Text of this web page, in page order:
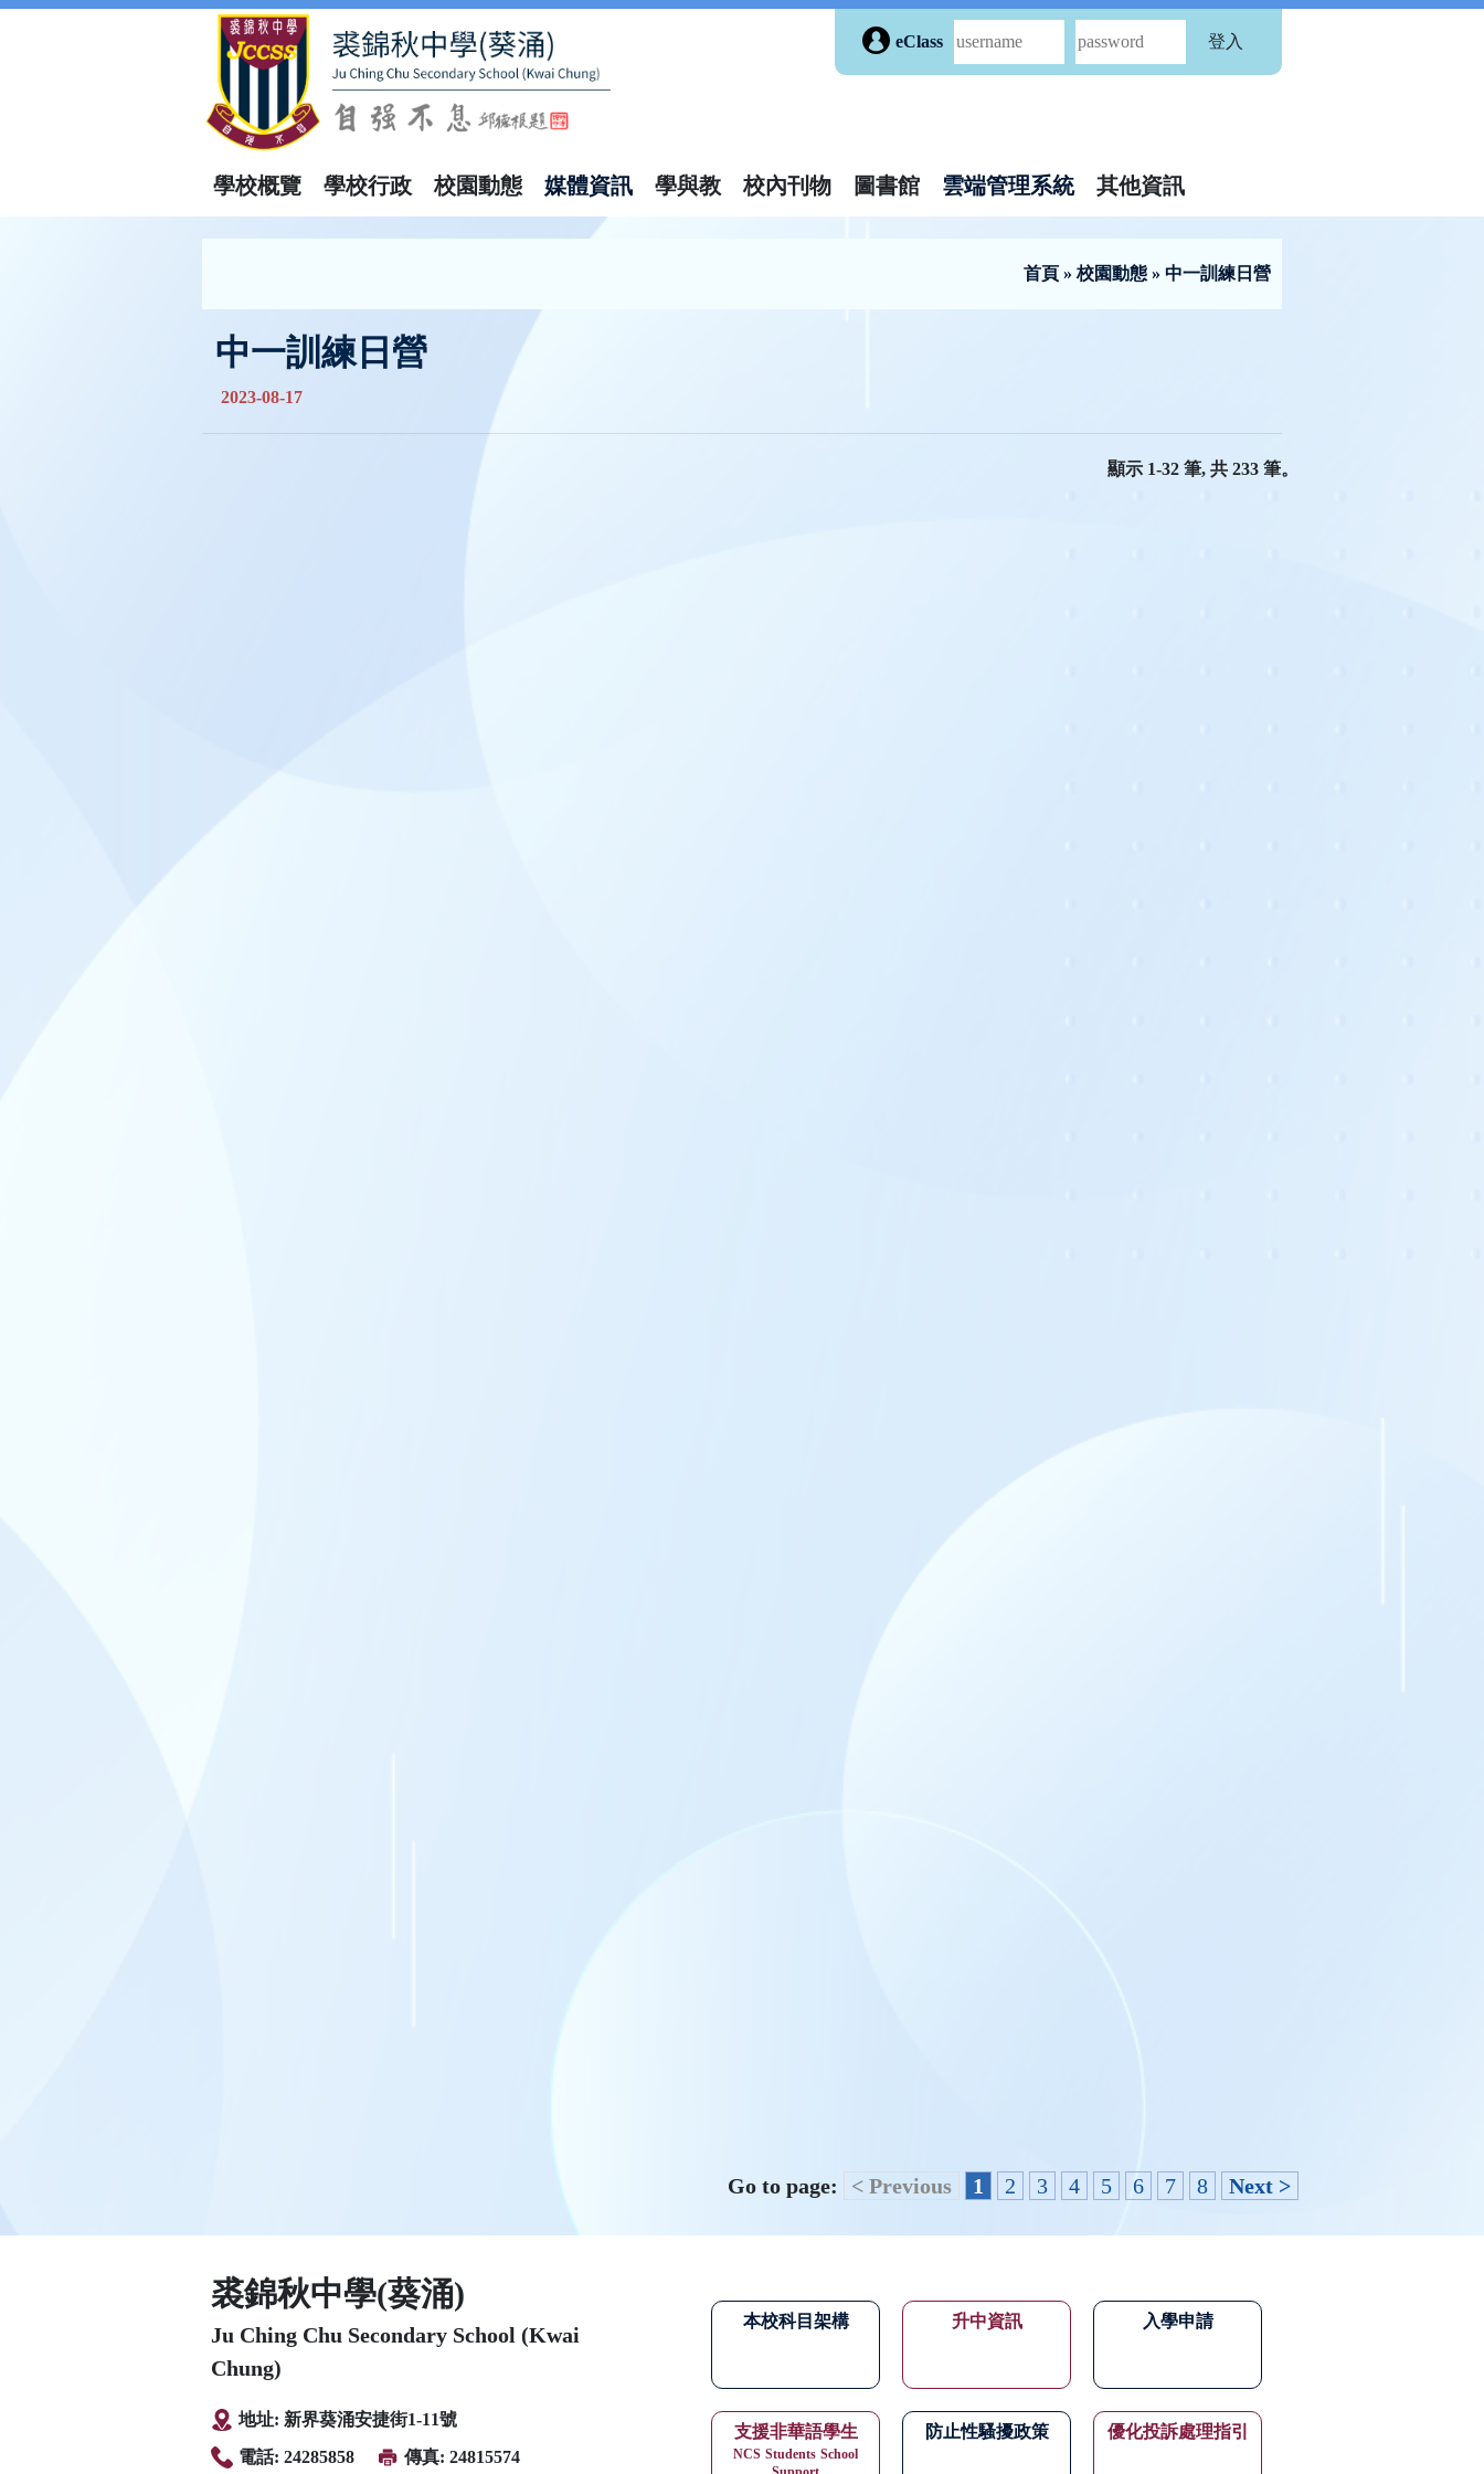
eClass 登入
學校概覽 學校行政 校園動態 媒體資訊 學與教 校內刊物 圖書館 雲端管理系統 其他資訊
首頁 » 校園動態 » 中一訓練日營
中一訓練日營
2023-08-17
顯示 1-32 筆, 共 233 筆。
Go to page: < Previous 1 2 3 4 5 6 7 8 Next >
本校科目架構 升中資訊 入學申請
支援非華語學生
NCS Students School
防止性騷擾政策 優化投訴處理指引
裘錦秋中學(葵涌)
Ju Ching Chu Secondary School (Kwai
Chung)
地址: 新界葵涌安捷街1-11號
電話: 24285858
傳真: 24815574